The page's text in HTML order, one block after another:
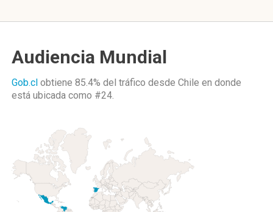
Audiencia Mundial
Gob.cl obtiene 85.4% del tráfico desde Chile en donde
está ubicada como #24.